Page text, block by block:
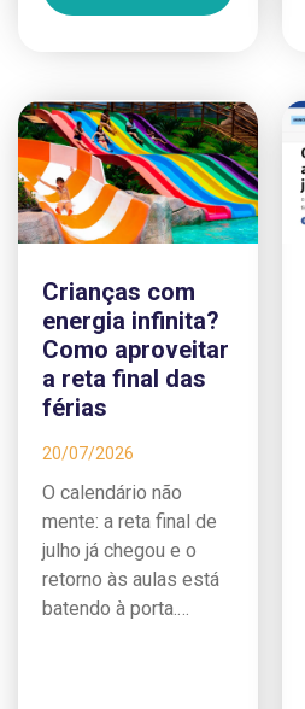
Crianças com
energia infinita?
Como aproveitar
a reta final das
férias
20/07/2026
O calendário não
mente: a reta final de
julho já chegou e o
retorno às aulas está
batendo à porta.…